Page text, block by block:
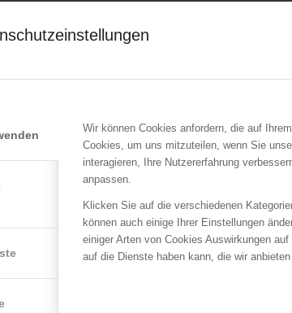
Wir können Cookies anfordern, die auf
Cookies, um uns mitzuteilen, wenn Sie
interagieren, Ihre Nutzererfahrung
anpassen.
Klicken Sie auf die verschiedenen
können auch einige Ihrer Einstellungen
einiger Arten von Cookies Auswirkungen
auf die Dienste haben kann, die wir anbieten
und Bedürfnisse der Eltern und des Kindes, was den
wir an Lösungen, die für Ihre Familie passen.
Problemverhalten (THOP, M. Döpfner)
schwieriger Hausaufgabesituation
und Lehre